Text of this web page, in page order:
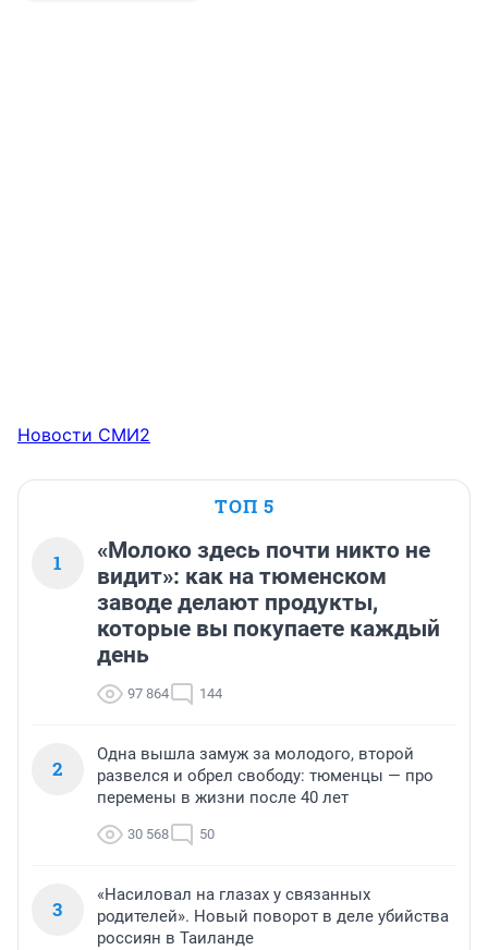
Новости СМИ2
ТОП 5
1
«Молоко здесь почти никто не
видит»: как на тюменском
заводе делают продукты,
которые вы покупаете каждый
день
97 864 144
2
Одна вышла замуж за молодого, второй
развелся и обрел свободу: тюменцы — про
перемены в жизни после 40 лет
30 568 50
3
«Насиловал на глазах у связанных
родителей». Новый поворот в деле убийства
россиян в Таиланде